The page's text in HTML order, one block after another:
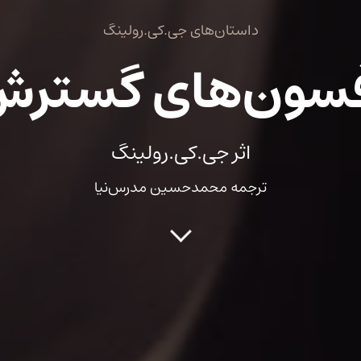
داستان‌های جی.کی.رولینگ
اثر جی.کی.رولینگ
ترجمه محمدحسین مدرس‌نیا